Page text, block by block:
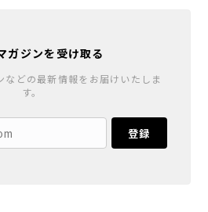
ガジンを受け取る
などの最新情報をお届けいたしま
す。
登録